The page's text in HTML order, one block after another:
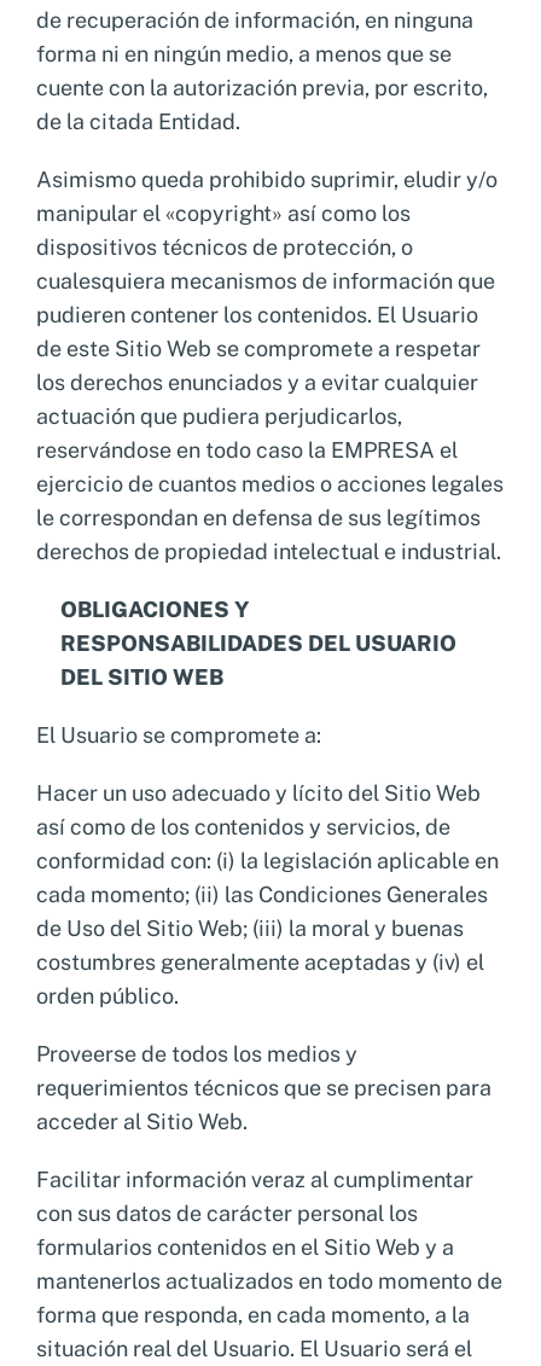
de recuperación de información, en ninguna
forma ni en ningún medio, a menos que se
cuente con la autorización previa, por escrito,
de la citada Entidad.
Asimismo queda prohibido suprimir, eludir y/o
manipular el «copyright» así como los
dispositivos técnicos de protección, o
cualesquiera mecanismos de información que
pudieren contener los contenidos. El Usuario
de este Sitio Web se compromete a respetar
los derechos enunciados y a evitar cualquier
actuación que pudiera perjudicarlos,
reservándose en todo caso la EMPRESA el
ejercicio de cuantos medios o acciones legales
le correspondan en defensa de sus legítimos
derechos de propiedad intelectual e industrial.
OBLIGACIONES Y
RESPONSABILIDADES DEL USUARIO
DEL SITIO WEB
El Usuario se compromete a:
Hacer un uso adecuado y lícito del Sitio Web
así como de los contenidos y servicios, de
conformidad con: (i) la legislación aplicable en
cada momento; (ii) las Condiciones Generales
de Uso del Sitio Web; (iii) la moral y buenas
costumbres generalmente aceptadas y (iv) el
orden público.
Proveerse de todos los medios y
requerimientos técnicos que se precisen para
acceder al Sitio Web.
Facilitar información veraz al cumplimentar
con sus datos de carácter personal los
formularios contenidos en el Sitio Web y a
mantenerlos actualizados en todo momento de
forma que responda, en cada momento, a la
situación real del Usuario. El Usuario será el